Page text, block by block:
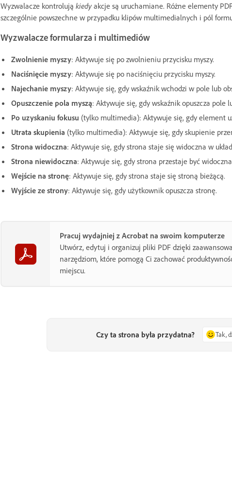
Wyzwalacze kontrolują kiedy akcje są uruchamiane. Różne elementy
szczególnie powszechne w przypadku klipów multimedialnych i pól
Wyzwalacze formularza i multimediów
Zwolnienie myszy: Aktywuje się po zwolnieniu przycisku myszy.
Naciśnięcie myszy: Aktywuje się po naciśnięciu przycisku myszy.
Najechanie myszy: Aktywuje się, gdy wskaźnik wchodzi w pole lub
Opuszczenie pola myszą: Aktywuje się, gdy wskaźnik opuszcza pole
Po uzyskaniu fokusu (tylko multimedia): Aktywuje się, gdy element
Utrata skupienia (tylko multimedia): Aktywuje się, gdy skupienie
Strona widoczna: Aktywuje się, gdy strona staje się widoczna w
Strona niewidoczna: Aktywuje się, gdy strona przestaje być
Wejście na stronę: Aktywuje się, gdy strona staje się stroną bieżącą.
Wyjście ze strony: Aktywuje się, gdy użytkownik opuszcza stronę.
Pracuj wydajniej z Acrobat na swoim komputerze
Utwórz, edytuj i organizuj pliki PDF dzięki
narzędziom, które pomogą Ci zachować
miejscu.
Czy ta strona była przydatna? Tak,